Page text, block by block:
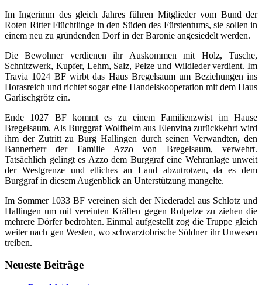
Im Ingerimm des gleich Jahres führen Mitglieder vom Bund der
Roten Ritter Flüchtlinge in den Süden des Fürstentums, sie sollen in
einem neu zu gründenden Dorf in der Baronie angesiedelt werden.
Die Bewohner verdienen ihr Auskommen mit Holz, Tusche,
Schnitzwerk, Kupfer, Lehm, Salz, Pelze und Wildleder verdient. Im
Travia 1024 BF wirbt das Haus Bregelsaum um Beziehungen ins
Horasreich und richtet sogar eine Handelskooperation mit dem Haus
Garlischgrötz ein.
Ende 1027 BF kommt es zu einem Familienzwist im Hause
Bregelsaum. Als Burggraf Wolfhelm aus Elenvina zurückkehrt wird
ihm der Zutritt zu Burg Hallingen durch seinen Verwandten, den
Bannerherr der Familie Azzo von Bregelsaum, verwehrt.
Tatsächlich gelingt es Azzo dem Burggraf eine Wehranlage unweit
der Westgrenze und etliches an Land abzutrotzen, da es dem
Burggraf in diesem Augenblick an Unterstützung mangelte.
Im Sommer 1033 BF vereinen sich der Niederadel aus Schlotz und
Hallingen um mit vereinten Kräften gegen Rotpelze zu ziehen die
mehrere Dörfer bedrohten. Einmal aufgestellt zog die Truppe gleich
weiter nach gen Westen, wo schwarztobrische Söldner ihr Unwesen
treiben.
Neueste Beiträge